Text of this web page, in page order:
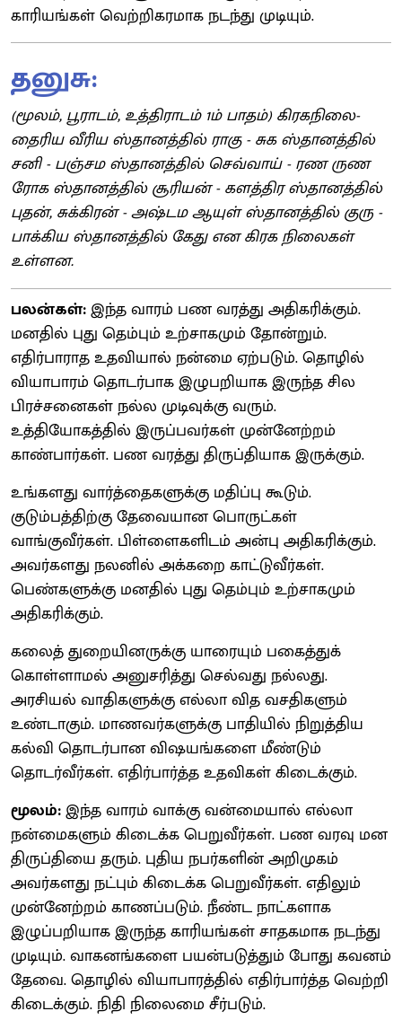
காரியங்கள் வெற்றிகரமாக நடந்து முடியும்.
தனுசு:
(மூலம், பூராடம், உத்திராடம் 1ம் பாதம்) கிரகநிலை-
தைரிய வீரிய ஸ்தானத்தில் ராகு - சுக ஸ்தானத்தில்
சனி - பஞ்சம ஸ்தானத்தில் செவ்வாய் - ரண ருண
ரோக ஸ்தானத்தில் சூரியன் - களத்திர ஸ்தானத்தில்
புதன், சுக்கிரன் - அஷ்டம ஆயுள் ஸ்தானத்தில் குரு -
பாக்கிய ஸ்தானத்தில் கேது என கிரக நிலைகள்
உள்ளன.
பலன்கள்:இந்த வாரம் பண வரத்து அதிகரிக்கும்.
மனதில் புது தெம்பும் உற்சாகமும் தோன்றும்.
எதிர்பாராத உதவியால் நன்மை ஏற்படும். தொழில்
வியாபாரம் தொடர்பாக இழுபறியாக இருந்த சில
பிரச்சனைகள் நல்ல முடிவுக்கு வரும்.
உத்தியோகத்தில் இருப்பவர்கள் முன்னேற்றம்
காண்பார்கள். பண வரத்து திருப்தியாக இருக்கும்.
உங்களது வார்த்தைகளுக்கு மதிப்பு கூடும்.
குடும்பத்திற்கு தேவையான பொருட்கள்
வாங்குவீர்கள். பிள்ளைகளிடம் அன்பு அதிகரிக்கும்.
அவர்களது நலனில் அக்கறை காட்டுவீர்கள்.
பெண்களுக்கு மனதில் புது தெம்பும் உற்சாகமும்
அதிகரிக்கும்.
கலைத் துறையினருக்கு யாரையும் பகைத்துக்
கொள்ளாமல் அனுசரித்து செல்வது நல்லது.
அரசியல் வாதிகளுக்கு எல்லா வித வசதிகளும்
உண்டாகும். மாணவர்களுக்கு பாதியில் நிறுத்திய
கல்வி தொடர்பான விஷயங்களை மீண்டும்
தொடர்வீர்கள். எதிர்பார்த்த உதவிகள் கிடைக்கும்.
மூலம்:இந்த வாரம் வாக்கு வன்மையால் எல்லா
நன்மைகளும் கிடைக்க பெறுவீர்கள். பண வரவு மன
திருப்தியை தரும். புதிய நபர்களின் அறிமுகம்
அவர்களது நட்பும் கிடைக்க பெறுவீர்கள். எதிலும்
முன்னேற்றம் காணப்படும். நீண்ட நாட்களாக
இழுப்பறியாக இருந்த காரியங்கள் சாதகமாக நடந்து
முடியும். வாகனங்களை பயன்படுத்தும் போது கவனம்
தேவை. தொழில் வியாபாரத்தில் எதிர்பார்த்த வெற்றி
கிடைக்கும். நிதி நிலைமை சீர்படும்.